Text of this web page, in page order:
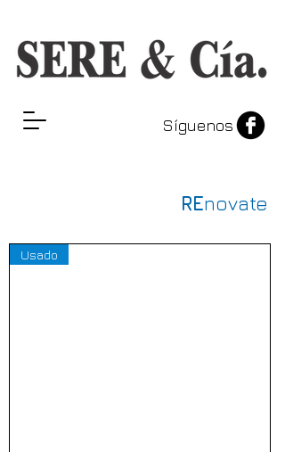
Síguenos
REnovate
Usado